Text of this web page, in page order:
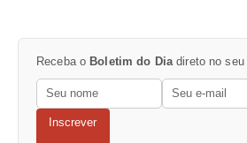
Receba o Boletim do Diadireto no seu
Inscrever